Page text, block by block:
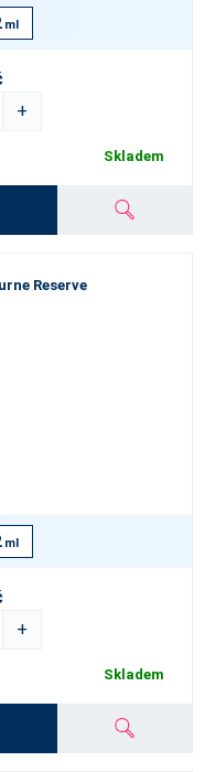
ml
+
Skladem
Reserve
ml
+
Skladem